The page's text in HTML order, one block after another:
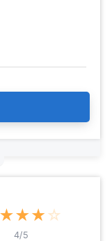
★★★☆
4/5